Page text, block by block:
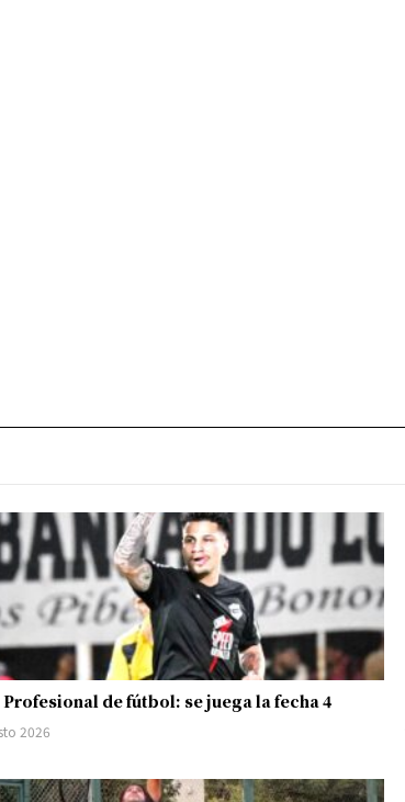
de fútbol: se juega la fecha 4
2026